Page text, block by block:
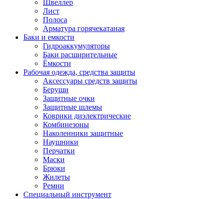
Швеллер
Лист
Полоса
Арматура горячекатаная
Баки и емкости
Гидроаккумуляторы
Баки расширительные
Ёмкости
Рабочая одежда, средства защиты
Аксессуары средств защиты
Беруши
Защитные очки
Защитные шлемы
Коврики диэлектрические
Комбинезоны
Наколенники защитные
Наушники
Перчатки
Маски
Брюки
Жилеты
Ремни
Специальный инструмент